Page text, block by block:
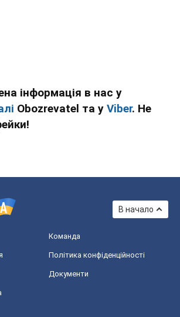
інформація в нас у
Obozrevatel та у Viber. Не
В начало
Команда
Політика конфіденційності
Документи